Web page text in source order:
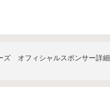
ズ オフィシャルスポンサー詳細